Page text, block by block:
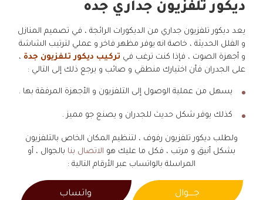
ديكور تلفزيون جداري جده
يعد ديكور تلفزيون جداري من الديكورات الرائجة ، في تصميم المنازل
و الفلل الحديثة ، خاصة انه يوفر مظهر فاخر و عملي لترتيب الشاشة
و أجهزة الصوت ، فإذا كنت ترغب في تركيب ديكور تلفزيون جدة ،
على الجدران فأن اختيارك منطقي و صائب و يرجع ذلك إلى التالي :
يسهل من عملية الوصول إلى التلفزيون و الأجهزة المرفقة بها .
كذلك يوفر شكل حديث للجدران و يصنع جو مميز .
ولطلب ديكور تلفزيون رفوف ، لتنظيم المكان الخاص بالتلفزيون
بشكل أنيق و مرتب ، فكل ما عليك هو الاتصال بنا بالجوال ، أو
المراسلة بالواتساب عبر الأرقام التالية :
جــــوال واتساب